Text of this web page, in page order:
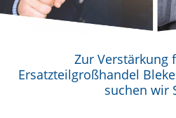
Zur Verstärkung
Ersatzteilgroßhandel
suchen wir